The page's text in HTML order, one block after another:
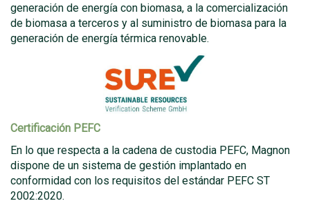
generación de energía con biomasa, a la comercialización
de biomasa a terceros y al suministro de biomasa para la
generación de energía térmica renovable.
Certificación PEFC
En lo que respecta a la cadena de custodia PEFC, Magnon
dispone de un sistema de gestión implantado en
conformidad con los requisitos del estándar PEFC ST
2002:2020.